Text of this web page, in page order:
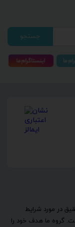
تحقیق در مورد شرایط
گروه ما هدف خود را
جستجو